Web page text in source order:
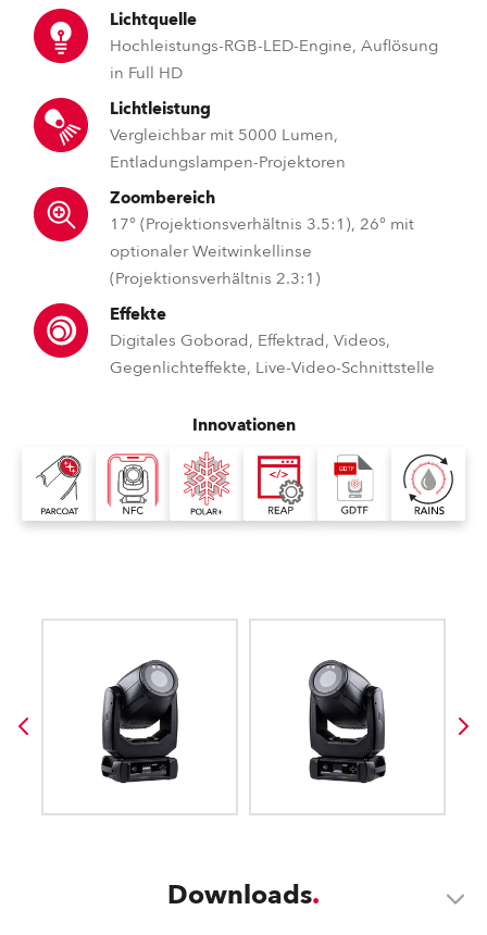
Lichtquelle
Hochleistungs-RGB-LED-Engine, Auflösung
in Full HD
Lichtleistung
Vergleichbar mit 5000 Lumen,
Entladungslampen-Projektoren
Zoombereich
17° (Projektionsverhältnis 3.5:1), 26° mit
optionaler Weitwinkellinse
(Projektionsverhältnis 2.3:1)
Effekte
Digitales Goborad, Effektrad, Videos,
Gegenlichteffekte, Live-Video-Schnittstelle
Innovationen
Downloads